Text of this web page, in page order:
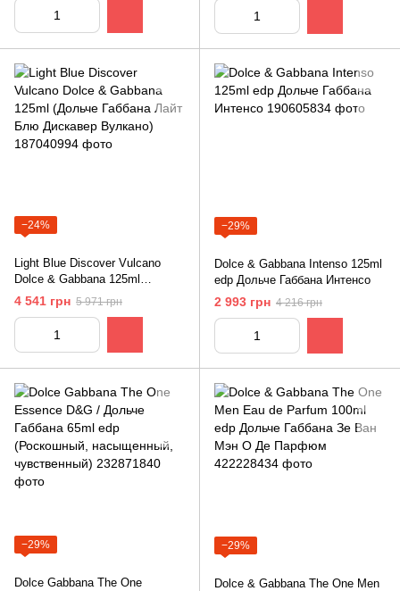
−24%
Light Blue Discover Vulcano
Dolce & Gabbana 125ml
(Дольче Габбана Лайт Блю
Дискавер Вулкано)
4 541 грн 5 971 грн
−29%
Dolce & Gabbana Intenso 125ml
edp Дольче Габбана Интенсо
2 993 грн 4 216 грн
−29%
Dolce Gabbana The One
−29%
Dolce & Gabbana The One Men